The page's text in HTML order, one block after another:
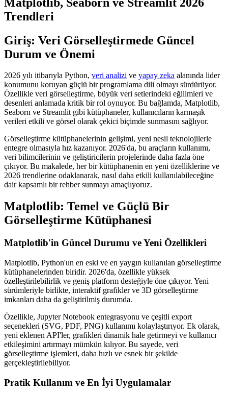
Trendleri
Giriş: Veri Görselleştirmede Güncel
Durum ve Önemi
2026 yılı itibarıyla Python, veri analizi ve yapay zeka alanında lider
konumunu koruyan güçlü bir programlama dili olmayı sürdürüyor.
Özellikle veri görselleştirme, büyük veri setlerindeki eğilimleri ve
desenleri anlamada kritik bir rol oynuyor. Bu bağlamda, Matplotlib,
Seaborn ve Streamlit gibi kütüphaneler, kullanıcıların karmaşık
verileri etkili ve görsel olarak çekici biçimde sunmasını sağlıyor.
Görselleştirme kütüphanelerinin gelişimi, yeni nesil teknolojilerle
entegre olmasıyla hız kazanıyor. 2026'da, bu araçların kullanımı,
veri bilimcilerinin ve geliştiricilerin projelerinde daha fazla öne
çıkıyor. Bu makalede, her bir kütüphanenin en yeni özelliklerine ve
2026 trendlerine odaklanarak, nasıl daha etkili kullanılabileceğine
dair kapsamlı bir rehber sunmayı amaçlıyoruz.
Matplotlib: Temel ve Güçlü Bir
Görselleştirme Kütüphanesi
Matplotlib'in Güncel Durumu ve Yeni Özellikleri
Matplotlib, Python'un en eski ve en yaygın kullanılan görselleştirme
kütüphanelerinden biridir. 2026'da, özellikle yüksek
özelleştirilebilirlik ve geniş platform desteğiyle öne çıkıyor. Yeni
sürümleriyle birlikte, interaktif grafikler ve 3D görselleştirme
imkanları daha da geliştirilmiş durumda.
Özellikle, Jupyter Notebook entegrasyonu ve çeşitli export
seçenekleri (SVG, PDF, PNG) kullanımı kolaylaştırıyor. Ek olarak,
yeni eklenen API'ler, grafikleri dinamik hale getirmeyi ve kullanıcı
etkileşimini artırmayı mümkün kılıyor. Bu sayede, veri
görselleştirme işlemleri, daha hızlı ve esnek bir şekilde
gerçekleştirilebiliyor.
Pratik Kullanım ve En İyi Uygulamalar